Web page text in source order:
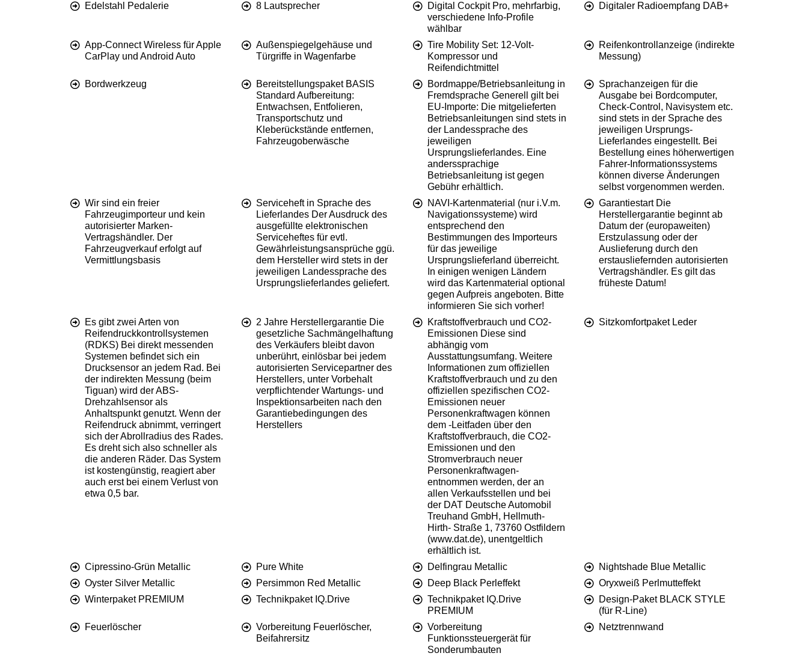
Edelstahl Pedalerie
8 Lautsprecher
Digital Cockpit Pro, mehrfarbig,
verschiedene Info-Profile
wählbar
Digitaler Radioempfang DAB+
App-Connect Wireless für Apple
CarPlay und Android Auto
Außenspiegelgehäuse und
Türgriffe in Wagenfarbe
Tire Mobility Set: 12-Volt-
Kompressor und
Reifendichtmittel
Reifenkontrollanzeige (indirekte
Messung)
Bordwerkzeug
Bereitstellungspaket BASIS
Standard Aufbereitung:
Entwachsen, Entfolieren,
Transportschutz und
Kleberückstände entfernen,
Fahrzeugoberwäsche
Bordmappe/Betriebsanleitung in
Fremdsprache Generell gilt bei
EU-Importe: Die mitgelieferten
Betriebsanleitungen sind stets in
der Landessprache des
jeweiligen
Ursprungslieferlandes. Eine
anderssprachige
Betriebsanleitung ist gegen
Gebühr erhältlich.
Sprachanzeigen für die
Ausgabe bei Bordcomputer,
Check-Control, Navisystem etc.
sind stets in der Sprache des
jeweiligen Ursprungs-
Lieferlandes eingestellt. Bei
Bestellung eines höherwertigen
Fahrer-Informationssystems
können diverse Änderungen
selbst vorgenommen werden.
Wir sind ein freier
Fahrzeugimporteur und kein
autorisierter Marken-
Vertragshändler. Der
Fahrzeugverkauf erfolgt auf
Vermittlungsbasis
Serviceheft in Sprache des
Lieferlandes Der Ausdruck des
ausgefüllte elektronischen
Serviceheftes für evtl.
Gewährleistungsansprüche ggü.
dem Hersteller wird stets in der
jeweiligen Landessprache des
Ursprungslieferlandes geliefert.
NAVI-Kartenmaterial (nur i.V.m.
Navigationssysteme) wird
entsprechend den
Bestimmungen des Importeurs
für das jeweilige
Ursprungslieferland überreicht.
In einigen wenigen Ländern
wird das Kartenmaterial optional
gegen Aufpreis angeboten. Bitte
informieren Sie sich vorher!
Garantiestart Die
Herstellergarantie beginnt ab
Datum der (europaweiten)
Erstzulassung oder der
Auslieferung durch den
erstausliefernden autorisierten
Vertragshändler. Es gilt das
früheste Datum!
Es gibt zwei Arten von
Reifendruckkontrollsystemen
(RDKS) Bei direkt messenden
Systemen befindet sich ein
Drucksensor an jedem Rad. Bei
der indirekten Messung (beim
Tiguan) wird der ABS-
Drehzahlsensor als
Anhaltspunkt genutzt. Wenn der
Reifendruck abnimmt, verringert
sich der Abrollradius des Rades.
Es dreht sich also schneller als
die anderen Räder. Das System
ist kostengünstig, reagiert aber
auch erst bei einem Verlust von
etwa 0,5 bar.
2 Jahre Herstellergarantie Die
gesetzliche Sachmängelhaftung
des Verkäufers bleibt davon
unberührt, einlösbar bei jedem
autorisierten Servicepartner des
Herstellers, unter Vorbehalt
verpflichtender Wartungs- und
Inspektionsarbeiten nach den
Garantiebedingungen des
Herstellers
Kraftstoffverbrauch und CO2-
Emissionen Diese sind
abhängig vom
Ausstattungsumfang. Weitere
Informationen zum offiziellen
Kraftstoffverbrauch und zu den
offiziellen spezifischen CO2-
Emissionen neuer
Personenkraftwagen können
dem -Leitfaden über den
Kraftstoffverbrauch, die CO2-
Emissionen und den
Stromverbrauch neuer
Personenkraftwagen-
entnommen werden, der an
allen Verkaufsstellen und bei
der DAT Deutsche Automobil
Treuhand GmbH, Hellmuth-
Hirth- Straße 1, 73760 Ostfildern
(www.dat.de), unentgeltlich
erhältlich ist.
Sitzkomfortpaket Leder
Cipressino-Grün Metallic Pure White Delfingrau Metallic
Nightshade Blue Metallic
Oyster Silver Metallic
Persimmon Red Metallic Deep Black Perleffekt
Oryxweiß Perlmutteffekt
Winterpaket PREMIUM
Technikpaket IQ.Drive
Technikpaket IQ.Drive
PREMIUM
Design-Paket BLACK STYLE
(für R-Line)
Feuerlöscher
Vorbereitung Feuerlöscher,
Beifahrersitz
Vorbereitung
Funktionssteuergerät für
Sonderumbauten
Netztrennwand